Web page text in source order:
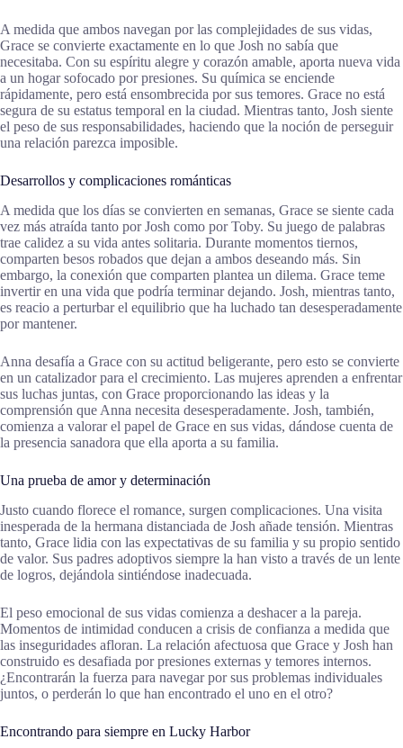
A medida que ambos navegan por las complejidades de sus vidas,
Grace se convierte exactamente en lo que Josh no sabía que
necesitaba. Con su espíritu alegre y corazón amable, aporta nueva vida
a un hogar sofocado por presiones. Su química se enciende
rápidamente, pero está ensombrecida por sus temores. Grace no está
segura de su estatus temporal en la ciudad. Mientras tanto, Josh siente
el peso de sus responsabilidades, haciendo que la noción de perseguir
una relación parezca imposible.
Desarrollos y complicaciones románticas
A medida que los días se convierten en semanas, Grace se siente cada
vez más atraída tanto por Josh como por Toby. Su juego de palabras
trae calidez a su vida antes solitaria. Durante momentos tiernos,
comparten besos robados que dejan a ambos deseando más. Sin
embargo, la conexión que comparten plantea un dilema. Grace teme
invertir en una vida que podría terminar dejando. Josh, mientras tanto,
es reacio a perturbar el equilibrio que ha luchado tan desesperadamente
por mantener.
Anna desafía a Grace con su actitud beligerante, pero esto se convierte
en un catalizador para el crecimiento. Las mujeres aprenden a enfrentar
sus luchas juntas, con Grace proporcionando las ideas y la
comprensión que Anna necesita desesperadamente. Josh, también,
comienza a valorar el papel de Grace en sus vidas, dándose cuenta de
la presencia sanadora que ella aporta a su familia.
Una prueba de amor y determinación
Justo cuando florece el romance, surgen complicaciones. Una visita
inesperada de la hermana distanciada de Josh añade tensión. Mientras
tanto, Grace lidia con las expectativas de su familia y su propio sentido
de valor. Sus padres adoptivos siempre la han visto a través de un lente
de logros, dejándola sintiéndose inadecuada.
El peso emocional de sus vidas comienza a deshacer a la pareja.
Momentos de intimidad conducen a crisis de confianza a medida que
las inseguridades afloran. La relación afectuosa que Grace y Josh han
construido es desafiada por presiones externas y temores internos.
¿Encontrarán la fuerza para navegar por sus problemas individuales
juntos, o perderán lo que han encontrado el uno en el otro?
Encontrando para siempre en Lucky Harbor